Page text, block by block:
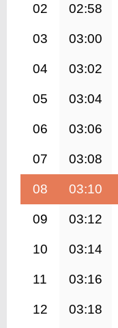
02 02:58
03 03:00
04 03:02
05 03:04
06 03:06
07 03:08
08 03:10
09 03:12
10 03:14
11 03:16
12 03:18